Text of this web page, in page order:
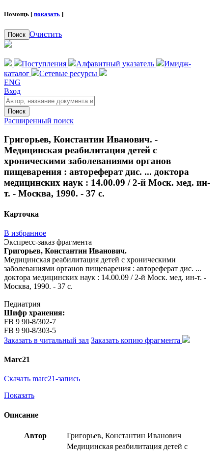
Помощь [ показать ]
Поиск Очистить
Поступления Алфавитный указатель
Имидж-
каталог
Сетевые ресурсы
ENG
Вход
Поиск
Расширенный поиск
Григорьев, Константин Иванович. -
Медицинская реабилитация детей с
хроническими заболеваниями органов
пищеварения : автореферат дис. ... доктора
медицинских наук : 14.00.09 / 2-й Моск. мед. ин-
т. - Москва, 1990. - 37 с.
Карточка
В избранное
Экспресс-заказ фрагмента
Григорьев, Константин Иванович.
Медицинская реабилитация детей с хроническими
заболеваниями органов пищеварения : автореферат дис. ...
доктора медицинских наук : 14.00.09 / 2-й Моск. мед. ин-т. -
Москва, 1990. - 37 с.
Педиатрия
Шифр хранения:
FB 9 90-8/302-7
FB 9 90-8/303-5
Заказать в читальный зал Заказать копию фрагмента
Marc21
Скачать marc21-запись
Показать
Описание
Автор Григорьев, Константин Иванович
Медицинская реабилитация детей с